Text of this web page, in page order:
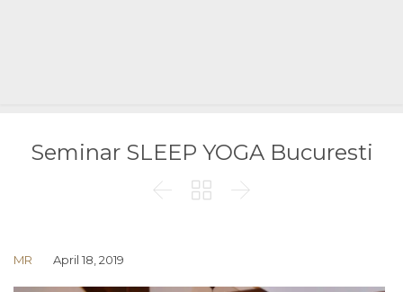
Seminar SLEEP YOGA Bucuresti
  
MR April 18, 2019